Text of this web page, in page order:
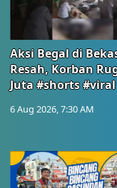
Aksi Begal di
Resah, Korban
Juta #shorts #viral
6 Aug 2026, 7:30 AM